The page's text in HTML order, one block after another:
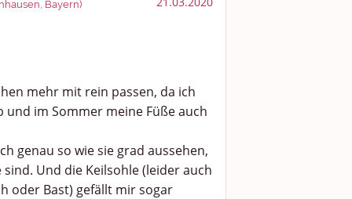
Bayern)
mehr mit rein passen, da ich
im Sommer meine Füße auch
genau so wie sie grad aussehen,
Und die Keilsohle (leider auch
oder Bast) gefällt mir sogar